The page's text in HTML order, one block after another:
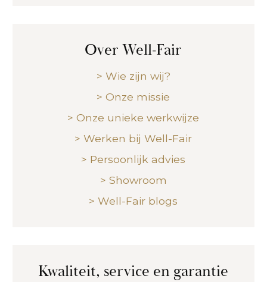
Over Well-Fair
> Wie zijn wij?
> Onze missie
> Onze unieke werkwijze
> Werken bij Well-Fair
> Persoonlijk advies
> Showroom
> Well-Fair blogs
Kwaliteit, service en garantie